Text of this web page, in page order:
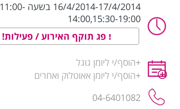
16/4/2014-17/4/2014 בשעה 11:00-
14:00,15:30-19:00
פג תוקף האירוע / פעילות!
+הוסף/י ליומן גוגל
+הוסף/י ליומן אאוטלוק ואחרים
04-6401082